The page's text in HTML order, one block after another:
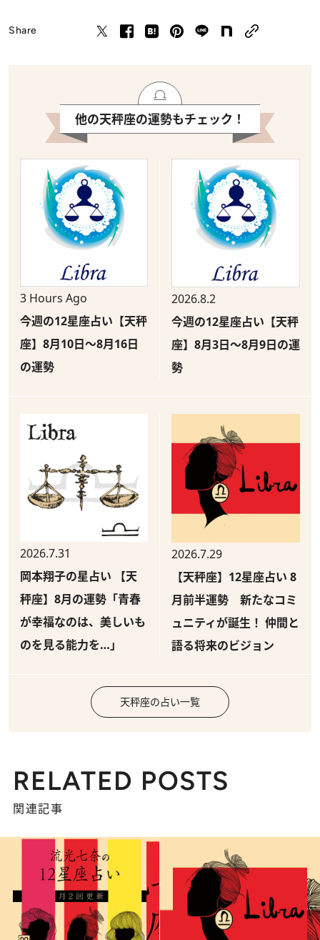
Share
他の天秤座の運勢もチェック！
3 Hours Ago
今週の12星座占い【天秤
座】8月10日～8月16日
の運勢
2026.8.2
今週の12星座占い【天秤
座】8月3日～8月9日の運
勢
2026.7.31
岡本翔子の星占い 【天
秤座】8月の運勢「青春
が幸福なのは、美しいも
のを見る能力を…」
2026.7.29
【天秤座】12星座占い 8
月前半運勢 新たなコミ
ュニティが誕生！ 仲間と
語る将来のビジョン
天秤座の占い一覧
RELATED POSTS
関連記事